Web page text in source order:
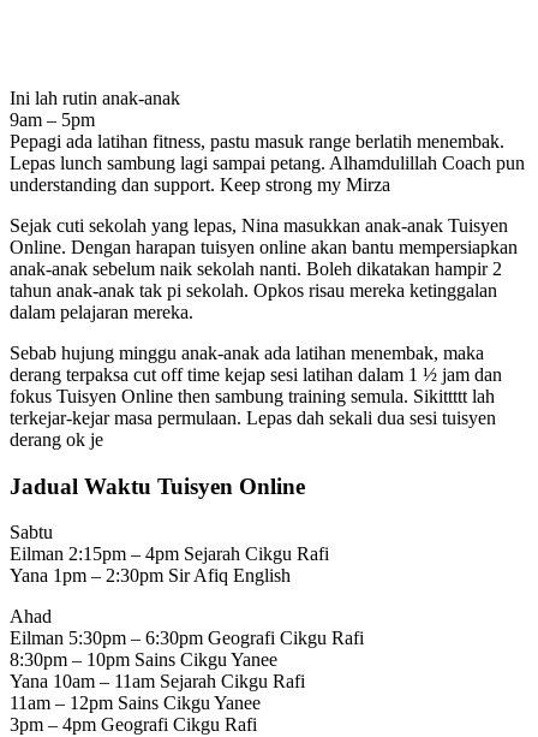
Ini lah rutin anak-anak
9am – 5pm
Pepagi ada latihan fitness, pastu masuk range berlatih menembak.
Lepas lunch sambung lagi sampai petang. Alhamdulillah Coach pun
understanding dan support. Keep strong my Mirza
Sejak cuti sekolah yang lepas, Nina masukkan anak-anak Tuisyen
Online. Dengan harapan tuisyen online akan bantu mempersiapkan
anak-anak sebelum naik sekolah nanti. Boleh dikatakan hampir 2
tahun anak-anak tak pi sekolah. Opkos risau mereka ketinggalan
dalam pelajaran mereka.
Sebab hujung minggu anak-anak ada latihan menembak, maka
derang terpaksa cut off time kejap sesi latihan dalam 1 ½ jam dan
fokus Tuisyen Online then sambung training semula. Sikittttt lah
terkejar-kejar masa permulaan. Lepas dah sekali dua sesi tuisyen
derang ok je
Jadual Waktu Tuisyen Online
Sabtu
Eilman 2:15pm – 4pm Sejarah Cikgu Rafi
Yana 1pm – 2:30pm Sir Afiq English
Ahad
Eilman 5:30pm – 6:30pm Geografi Cikgu Rafi
8:30pm – 10pm Sains Cikgu Yanee
Yana 10am – 11am Sejarah Cikgu Rafi
11am – 12pm Sains Cikgu Yanee
3pm – 4pm Geografi Cikgu Rafi